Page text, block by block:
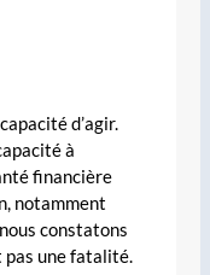
d’agir.
à
financière
notamment
constatons
pas une fatalité.